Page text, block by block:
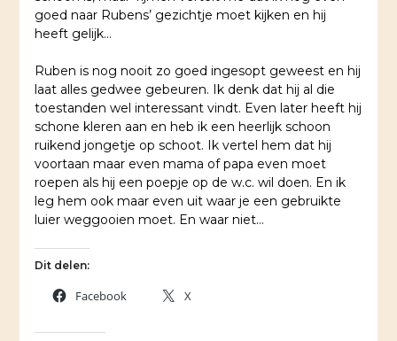
goed naar Rubens’ gezichtje moet kijken en hij
heeft gelijk…
Ruben is nog nooit zo goed ingesopt geweest en hij
laat alles gedwee gebeuren. Ik denk dat hij al die
toestanden wel interessant vindt. Even later heeft hij
schone kleren aan en heb ik een heerlijk schoon
ruikend jongetje op schoot. Ik vertel hem dat hij
voortaan maar even mama of papa even moet
roepen als hij een poepje op de w.c. wil doen. En ik
leg hem ook maar even uit waar je een gebruikte
luier weggooien moet. En waar niet…
Dit delen:
Facebook X